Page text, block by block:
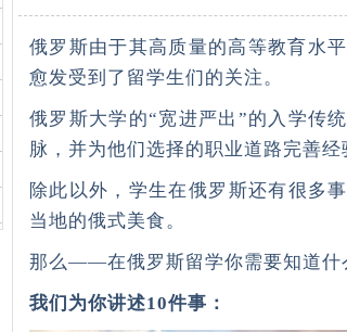
俄罗斯由于其高质量的高等教育水
愈发受到了留学生们的关注。
俄罗斯大学的“宽进严出”的入学传
脉，并为他们选择的职业道路完善经
除此以外，学生在俄罗斯还有很多
当地的俄式美食。
那么——在俄罗斯留学你需要知道什
我们为你讲述10件事：